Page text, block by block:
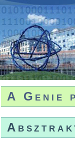
A Genie